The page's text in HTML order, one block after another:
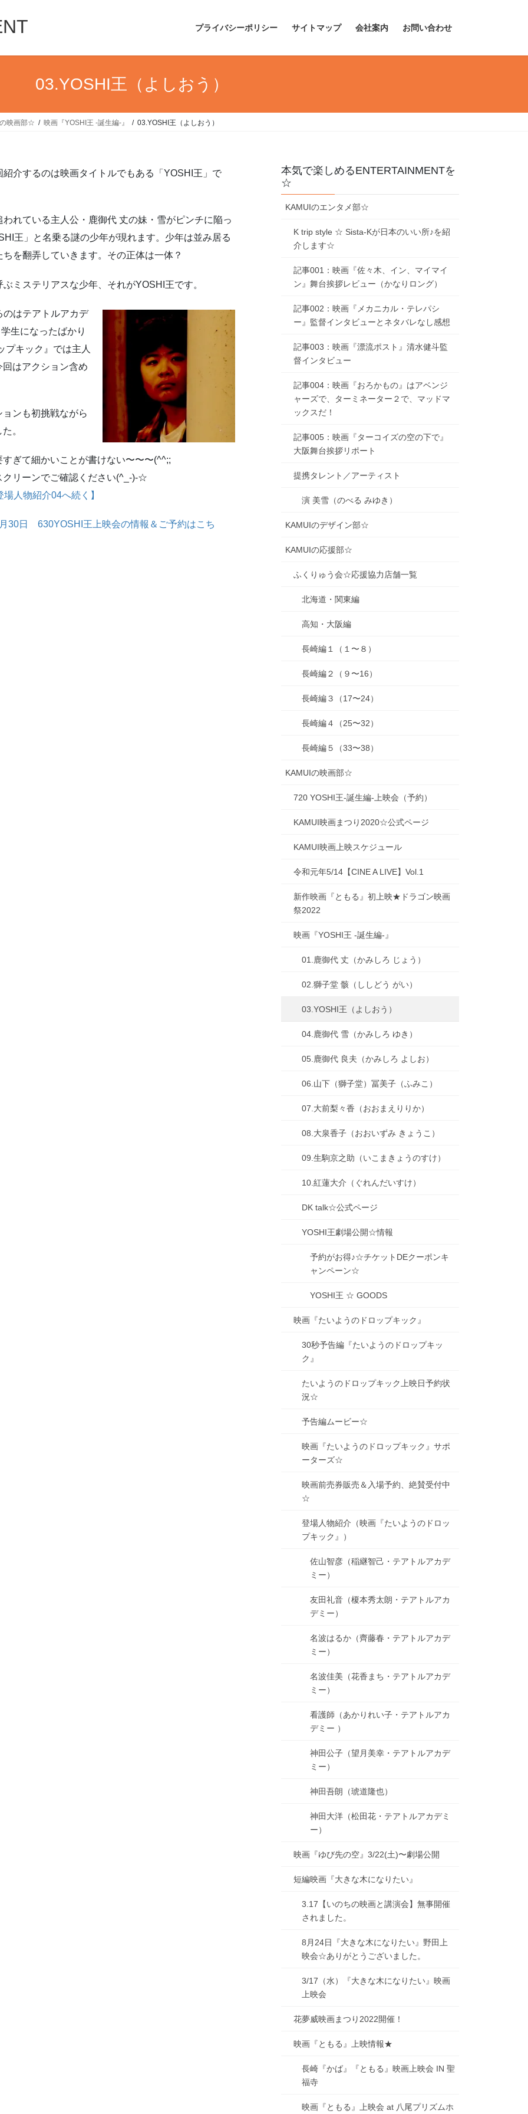
プライバシーポリシー サイトマップ 会社案内 お問い合わせ
03.YOSHI王（よしおう）
映画部☆ 映画『YOSHI王 -誕生編-』 03.YOSHI王（よしおう）
介するのは映画タイトルでもある「YOSHI王」で
れている主人公・鹿御代 丈の妹・雪がピンチに陥っ
王」と名乗る謎の少年が現れます。少年は並み居る
ちを翻弄していきます。その正体は一体？
ミステリアスな少年、それがYOSHI王です。
はテアトルアカデ
生になったばかり
プキック』では主人
はアクション含め
ンも初挑戦ながら
。
ぎて細かいことが書けない〜〜〜(^^;;
クリーンでご確認ください(^_-)-☆
人物紹介04へ続く】
30日 630YOSHI王上映会の情報＆ご予約はこち
本気で楽しめるENTERTAINMENTを
☆
KAMUIのエンタメ部☆
K trip style ☆ Sista-Kが日本のいい所♪を紹
介します☆
記事001：映画『佐々木、イン、マイマイ
ン』舞台挨拶レビュー（かなりロング）
記事002：映画『メカニカル・テレパシ
ー』監督インタビューとネタバレなし感想
記事003：映画『漂流ポスト』清水健斗監
督インタビュー
記事004：映画『おろかもの』はアベンジ
ャーズで、ターミネーター２で、マッドマ
ックスだ！
記事005：映画『ターコイズの空の下で』
大阪舞台挨拶リポート
提携タレント／アーティスト
演 美雪（のべる みゆき）
KAMUIのデザイン部☆
KAMUIの応援部☆
ふくりゅう会☆応援協力店舗一覧
北海道・関東編
高知・大阪編
長崎編１（１〜８）
長崎編２（９〜16）
長崎編３（17〜24）
長崎編４（25〜32）
長崎編５（33〜38）
KAMUIの映画部☆
720 YOSHI王-誕生編-上映会（予約）
KAMUI映画まつり2020☆公式ページ
KAMUI映画上映スケジュール
令和元年5/14【CINE A LIVE】Vol.1
新作映画『ともる』初上映★ドラゴン映画
祭2022
映画『YOSHI王 -誕生編-』
01.鹿御代 丈（かみしろ じょう）
02.獅子堂 骸（ししどう がい）
03.YOSHI王（よしおう）
04.鹿御代 雪（かみしろ ゆき）
05.鹿御代 良夫（かみしろ よしお）
06.山下（獅子堂）冨美子（ふみこ）
07.大前梨々香（おおまえりりか）
08.大泉香子（おおいずみ きょうこ）
09.生駒京之助（いこまきょうのすけ）
10.紅蓮大介（ぐれんだいすけ）
DK talk☆公式ページ
YOSHI王劇場公開☆情報
予約がお得♪☆チケットDEクーポンキ
ャンペーン☆
YOSHI王 ☆ GOODS
映画『たいようのドロップキック』
30秒予告編『たいようのドロップキッ
ク』
たいようのドロップキック上映日予約状
況☆
予告編ムービー☆
映画『たいようのドロップキック』サポ
ーターズ☆
映画前売券販売＆入場予約、絶賛受付中
☆
登場人物紹介（映画『たいようのドロッ
プキック』）
佐山智彦（稲継智己・テアトルアカデ
ミー）
友田礼音（榎本秀太朗・テアトルアカ
デミー）
名波はるか（齊藤春・テアトルアカデ
ミー）
名波佳美（花香まち・テアトルアカデ
ミー）
看護師（あかりれい子・テアトルアカ
デミー ）
神田公子（望月美幸・テアトルアカデ
ミー）
神田吾朗（琥道隆也）
神田大洋（松田花・テアトルアカデミ
ー）
映画『ゆび先の空』3/22(土)〜劇場公開
短編映画『大きな木になりたい』
3.17【いのちの映画と講演会】無事開催
されました。
8月24日『大きな木になりたい』野田上
映会☆ありがとうございました。
3/17（水）『大きな木になりたい』映画
上映会
花夢威映画まつり2022開催！
映画『ともる』上映情報★
長崎『かば』『ともる』映画上映会 IN 聖
福寺
映画『ともる』上映会 at 八尾プリズムホ